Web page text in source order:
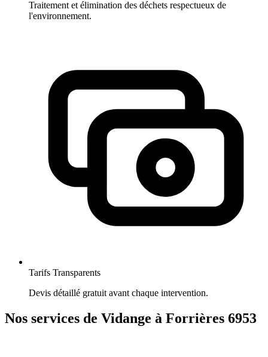
Traitement et élimination des déchets respectueux de
l'environnement.
Tarifs Transparents
Devis détaillé gratuit avant chaque intervention.
Nos services de Vidange à Forrières 6953